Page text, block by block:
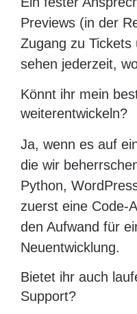
Previews (in der
Zugang zu Tickets
sehen jederzeit,
Könnt ihr mein
weiterentwickeln?
Ja, wenn es auf
die wir
Python,
zuerst eine Code-
den Aufwand für
Neuentwicklung.
Bietet ihr auch
Support?